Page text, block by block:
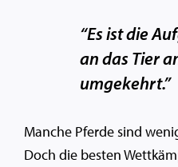
“Es ist die
an das Tier
umgekehrt.”
Manche Pferde sind
Doch die besten